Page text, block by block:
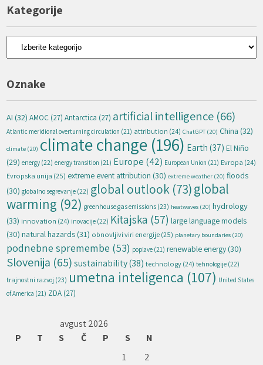
Kategorije
Kategorije
Oznake
AI (32) AMOC (27) Antarctica (27) artificial intelligence (66)
Atlantic meridional overturning circulation (21) attribution (24) ChatGPT (20) China (32)
climate (20) climate change (196) Earth (37) El Niño
(29) energy (22) energy transition (21) Europe (42) European Union (21) Evropa (24)
Evropska unija (25) extreme event attribution (30) extreme weather (20) floods
(30) globalno segrevanje (22) global outlook (73)global
warming (92) greenhouse gas emissions (23) heatwaves (20) hydrology
(33) innovation (24) inovacije (22) Kitajska (57) large language models
(30) natural hazards (31) obnovljivi viri energije(25) planetary boundaries (20)
podnebne spremembe (53) poplave (21) renewable energy (30)
Slovenija (65) sustainability(38) technology(24) tehnologije (22)
trajnostni razvoj (23) umetna inteligenca (107) United States
of America (21) ZDA (27)
avgust 2026
P
T S Č P S
N
1
2